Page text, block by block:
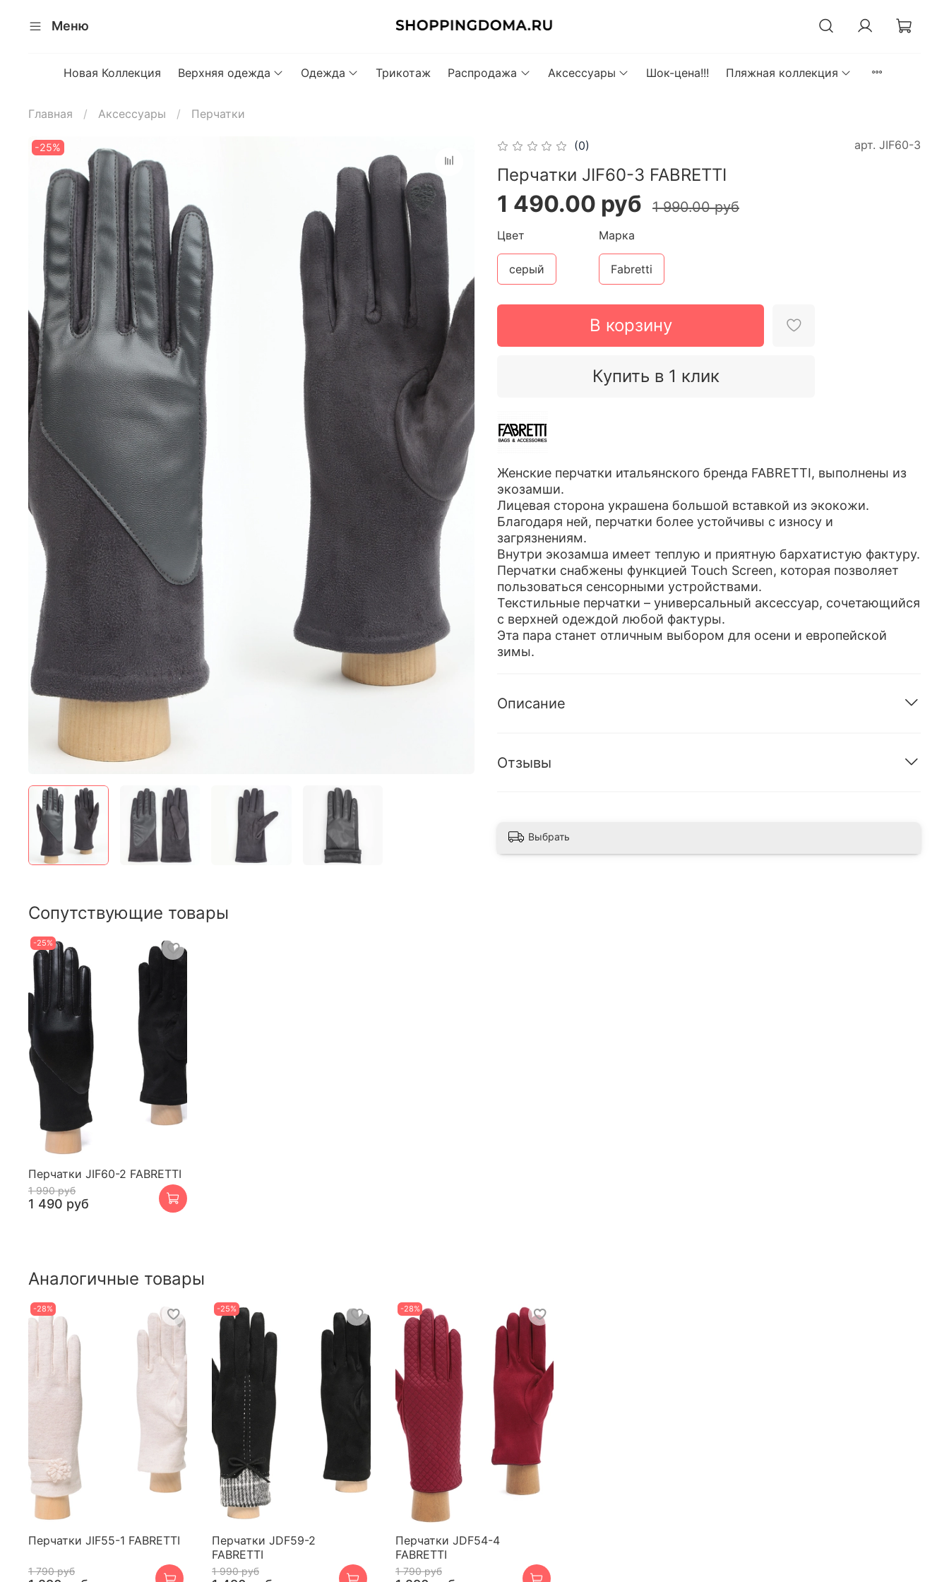
Меню
Новая Коллекция Верхняя одежда Одежда Трикотаж Распродажа Аксессуары Шок-цена!!! Пляжная коллекция
Главная Аксессуары Перчатки
-25% (0) арт. JIF60-3
Перчатки JIF60-3 FABRETTI
1 490.00 руб 1 990.00 руб
В корзину
Купить в 1 клик
Цвет
серый
Марка
Fabretti
Женские перчатки итальянского бренда FABRETTI, выполнены из
экозамши.
Лицевая сторона украшена большой вставкой из экокожи.
Благодаря ней, перчатки более устойчивы с износу и
загрязнениям.
Внутри экозамша имеет теплую и приятную бархатистую фактуру.
Перчатки снабжены функцией Touch Screen, которая позволяет
пользоваться сенсорными устройствами.
Текстильные перчатки – универсальный аксессуар, сочетающийся
с верхней одеждой любой фактуры.
Эта пара станет отличным выбором для осени и европейской
зимы.
Описание
Отзывы
Выбрать
Сопутствующие товары
-25%
Перчатки JIF60-2 FABRETTI
1 990 руб
1 490 руб
Аналогичные товары
-28%
Перчатки JIF55-1 FABRETTI
1 790 руб
-25%
Перчатки JDF59-2
FABRETTI
1 990 руб
-28%
Перчатки JDF54-4
FABRETTI
1 790 руб